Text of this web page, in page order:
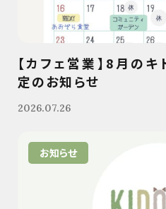
【カフェ営業】8月の
定のお知らせ
2026.07.26
お知らせ